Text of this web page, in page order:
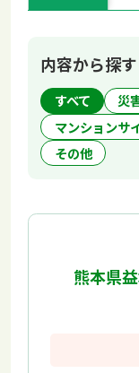
内容から探す
すべて
災
マンションサ
その他
熊本県